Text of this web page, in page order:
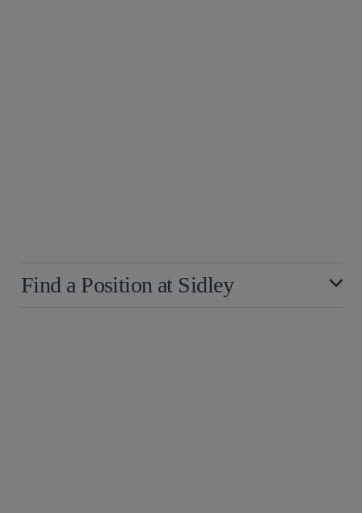
Find a Position at Sidley